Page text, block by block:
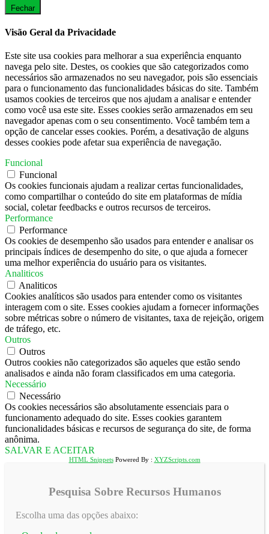
Fechar
Visão Geral da Privacidade
Este site usa cookies para melhorar a sua experiência enquanto
navega pelo site. Destes, os cookies que são categorizados como
necessários são armazenados no seu navegador, pois são essenciais
para o funcionamento das funcionalidades básicas do site. Também
usamos cookies de terceiros que nos ajudam a analisar e entender
como você usa este site. Esses cookies serão armazenados em seu
navegador apenas com o seu consentimento. Você também tem a
opção de cancelar esses cookies. Porém, a desativação de alguns
desses cookies pode afetar sua experiência de navegação.
Funcional
Funcional
Os cookies funcionais ajudam a realizar certas funcionalidades,
como compartilhar o conteúdo do site em plataformas de mídia
social, coletar feedbacks e outros recursos de terceiros.
Performance
Performance
Os cookies de desempenho são usados ​​para entender e analisar os
principais índices de desempenho do site, o que ajuda a fornecer
uma melhor experiência do usuário para os visitantes.
Analiticos
Analiticos
Cookies analíticos são usados ​​para entender como os visitantes
interagem com o site. Esses cookies ajudam a fornecer informações
sobre métricas sobre o número de visitantes, taxa de rejeição, origem
de tráfego, etc.
Outros
Outros
Outros cookies não categorizados são aqueles que estão sendo
analisados ​​e ainda não foram classificados em uma categoria.
Necessário
Necessário
Os cookies necessários são absolutamente essenciais para o
funcionamento adequado do site. Esses cookies garantem
funcionalidades básicas e recursos de segurança do site, de forma
anônima.
SALVAR E ACEITAR
HTML SnippetsPowered By : XYZScripts.com
Pesquisa Sobre Recursos Humanos
Escolha uma das opções abaixo: